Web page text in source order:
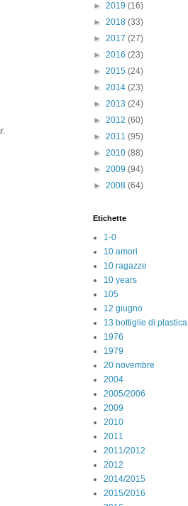
► 2019 (16)
► 2018 (33)
► 2017 (27)
► 2016 (23)
► 2015 (24)
► 2014 (23)
► 2013 (24)
► 2012 (60)
► 2011 (95)
► 2010 (88)
► 2009 (94)
► 2008 (64)
Etichette
1-0
10 amori
10 ragazze
10 years
105
12 giugno
13 bottiglie di plastica
1976
1979
20 novembre
2004
2005/2006
2009
2010
2011
2011/2012
2012
2014/2015
2015/2016